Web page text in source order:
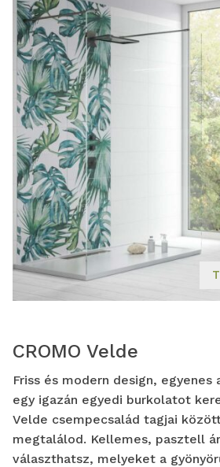
CROMO Velde
Friss és modern design, egyenes
egy igazán egyedi burkolatot
Velde csempecsalád tagjai
megtalálod. Kellemes, pasztell
választhatsz, melyeket a